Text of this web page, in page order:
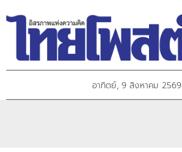
อาทิตย์, 9 สิงหาคม 2569